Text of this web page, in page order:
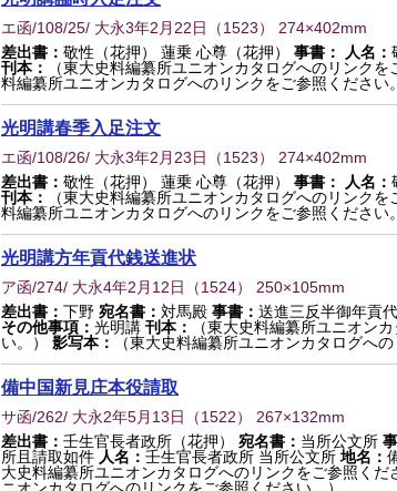
エ函/108/25/ 大永3年2月22日 （1523） 274×402mm
差出書： 敬性（花押） 蓮乗 心尊（花押） 事書： 人名：
刊本：
（東大史料編纂所ユニオンカタログへのリンクを
料編纂所ユニオンカタログへのリンクをご参照ください
光明講春季入足注文
エ函/108/26/ 大永3年2月23日 （1523） 274×402mm
差出書： 敬性（花押） 蓮乗 心尊（花押） 事書： 人名：
刊本：
（東大史料編纂所ユニオンカタログへのリンクを
料編纂所ユニオンカタログへのリンクをご参照ください
光明講方年貢代銭送進状
ア函/274/ 大永4年2月12日 （1524） 250×105mm
差出書： 下野 宛名書： 対馬殿 事書： 送進三反半御年貢
その他事項： 光明講 刊本：
（東大史料編纂所ユニオン
い。）
影写本： （東大史料編纂所ユニオンカタログへ
備中国新見庄本役請取
サ函/262/ 大永2年5月13日 （1522） 267×132mm
差出書： 壬生官長者政所（花押） 宛名書： 当所公文所
所且請取如件 人名： 壬生官長者政所 当所公文所 地名：
大史料編纂所ユニオンカタログへのリンクをご参照くだ